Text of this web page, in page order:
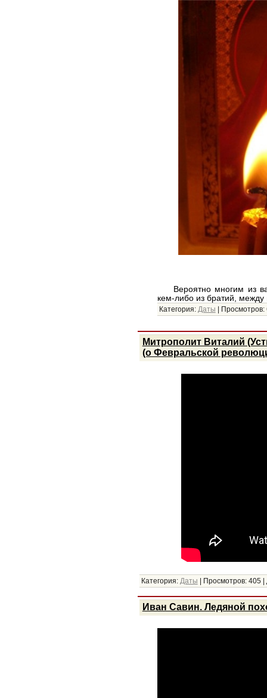
Вероятно многим из
кем-либо из братий,
Категория: Даты Просмотров:
Митрополит Виталий
(о Февральской
Категория: Даты | Просмотров: 405 |
Иван Савин. Ледяной